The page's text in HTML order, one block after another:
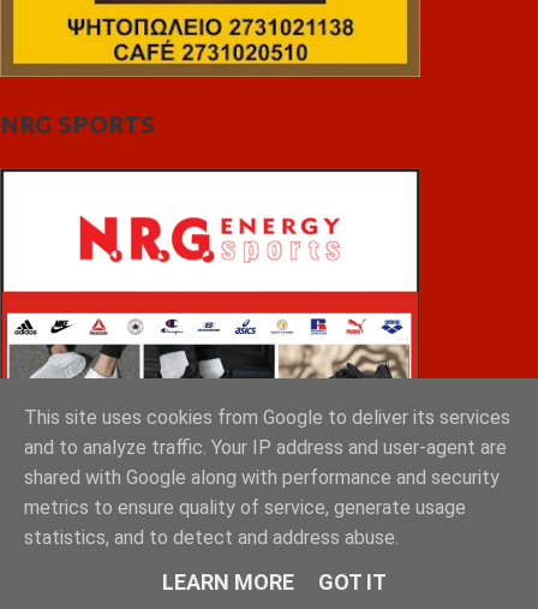
NRG SPORTS
This site uses cookies from Google to deliver its services
and to analyze traffic. Your IP address and user-agent are
shared with Google along with performance and security
metrics to ensure quality of service, generate usage
statistics, and to detect and address abuse.
LEARN MORE GOT IT